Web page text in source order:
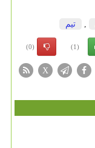
تیم
(1)
(0)
X